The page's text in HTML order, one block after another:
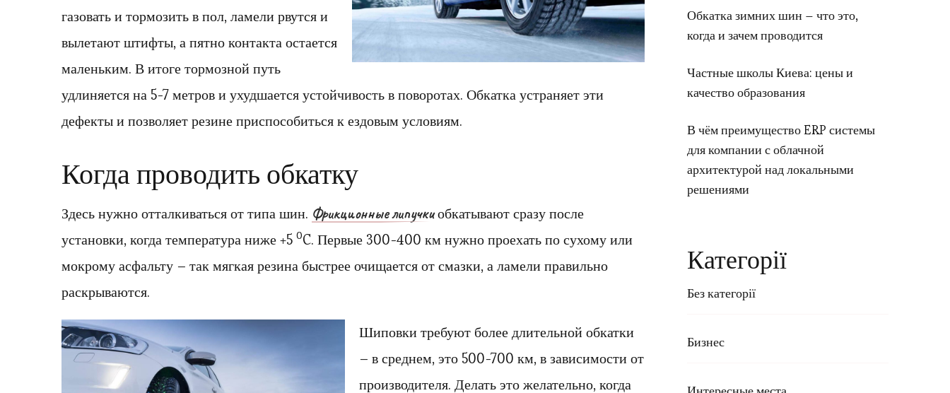
газовать и тормозить в пол, ламели рвутся и
вылетают штифты, а пятно контакта остается
маленьким. В итоге тормозной путь
удлиняется на 5-7 метров и ухудшается устойчивость в поворотах. Обкатка устраняет эти
дефекты и позволяет резине приспособиться к ездовым условиям.
Когда проводить обкатку
Здесь нужно отталкиваться от типа шин. Фрикционные липучкиобкатывают сразу после
установки, когда температура ниже +5 0C. Первые 300-400 км нужно проехать по сухому или
мокрому асфальту – так мягкая резина быстрее очищается от смазки, а ламели правильно
раскрываются.
Шиповки требуют более длительной обкатки
– в среднем, это 500-700 км, в зависимости от
производителя. Делать это желательно, когда
Обкатка зимних шин – что это,
когда и зачем проводится
Частные школы Киева: цены и
качество образования
В чём преимущество ERP системы
для компании с облачной
архитектурой над локальными
решениями
Категорії
Без категорії
Бизнес